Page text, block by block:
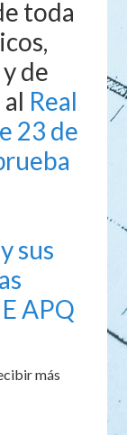
toda
de
Real
23 de
sus
APQ
más